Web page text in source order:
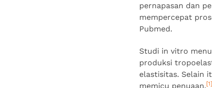
pernapasan dan
mempercepat
Pubmed.
Studi in vitro
produksi
elastisitas. Selain
memicu penuaan.[1]